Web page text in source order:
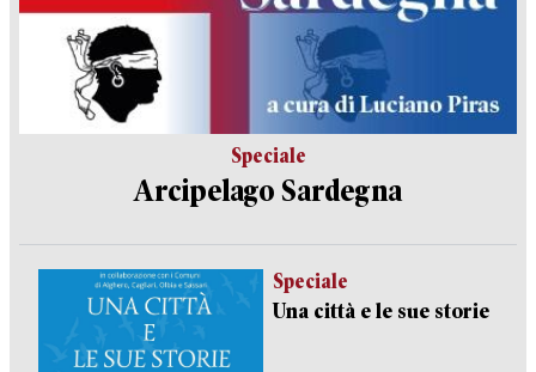
Speciale
Arcipelago Sardegna
Speciale
Una città e le sue storie